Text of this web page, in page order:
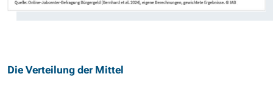
Die Verteilung der Mittel